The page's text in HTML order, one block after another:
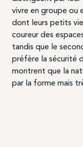
vivre en groupe ou
dont leurs petits
coureur des
tandis que le
préfère la sécurité
montrent que la
par la forme mais